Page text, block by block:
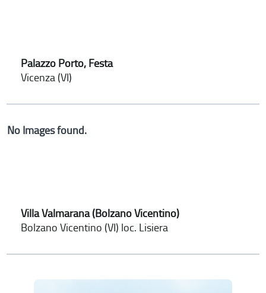
Palazzo Porto, Festa
Vicenza (VI)
No Images found.
Villa Valmarana (Bolzano Vicentino)
Bolzano Vicentino (VI) loc. Lisiera